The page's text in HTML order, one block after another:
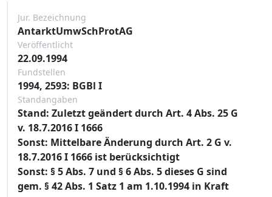
Jur. Bezeichnung
AntarktUmwSchProtAG
Veröffentlicht
22.09.1994
Fundstellen
1994, 2593: BGBl I
Standangaben
Stand: Zuletzt geändert durch Art. 4 Abs. 25 G
v. 18.7.2016 I 1666
Sonst: Mittelbare Änderung durch Art. 2 G v.
18.7.2016 I 1666 ist berücksichtigt
Sonst: § 5 Abs. 7 und § 6 Abs. 5 dieses G sind
gem. § 42 Abs. 1 Satz 1 am 1.10.1994 in Kraft